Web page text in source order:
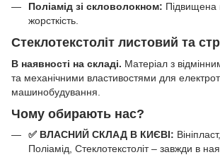
Поліамід зі скловолокном: Підвищена
жорсткість.
Стеклотекстоліт листовий та
В наявності на складі. Матеріал з
та механічними властивостями для
машинобудування.
Чому обирають нас?
✅ ВЛАСНИЙ СКЛАД В КИЄВІ:
Поліамід, Стеклотекстоліт – завжди в